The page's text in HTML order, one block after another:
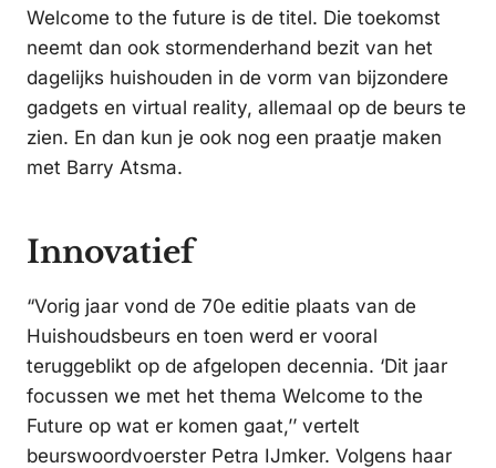
Welcome to the future is de titel. Die toekomst
neemt dan ook stormenderhand bezit van het
dagelijks huishouden in de vorm van bijzondere
gadgets en virtual reality, allemaal op de beurs te
zien. En dan kun je ook nog een praatje maken
met Barry Atsma.
Innovatief
“Vorig jaar vond de 70e editie plaats van de
Huishoudsbeurs en toen werd er vooral
teruggeblikt op de afgelopen decennia. ‘Dit jaar
focussen we met het thema Welcome to the
Future op wat er komen gaat,’’ vertelt
beurswoordvoerster Petra IJmker. Volgens haar